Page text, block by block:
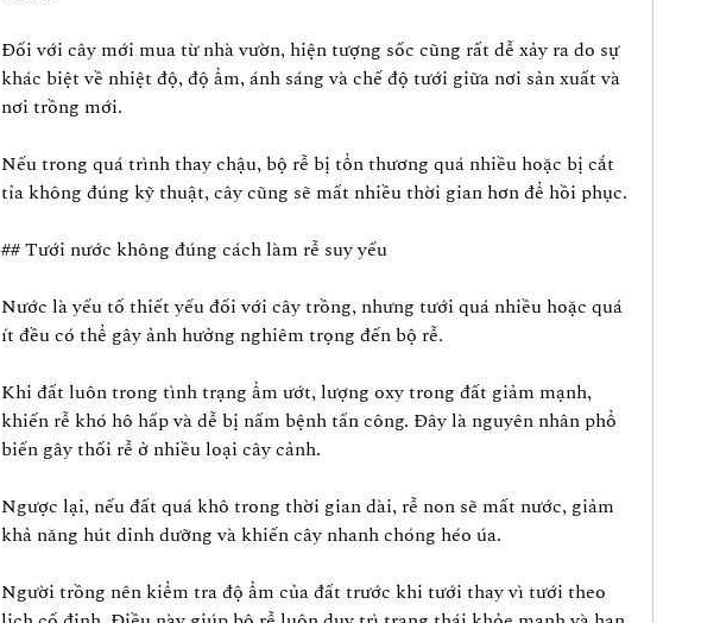
Đối với cây mới mua từ nhà vườn, hiện tượng sốc cũng rất dễ xảy ra do sự
khác biệt về nhiệt độ, độ ẩm, ánh sáng và chế độ tưới giữa nơi sản xuất và
nơi trồng mới.
Nếu trong quá trình thay chậu, bộ rễ bị tổn thương quá nhiều hoặc bị cắt
tỉa không đúng kỹ thuật, cây cũng sẽ mất nhiều thời gian hơn để hồi phục.
## Tưới nước không đúng cách làm rễ suy yếu
Nước là yếu tố thiết yếu đối với cây trồng, nhưng tưới quá nhiều hoặc quá
ít đều có thể gây ảnh hưởng nghiêm trọng đến bộ rễ.
Khi đất luôn trong tình trạng ẩm ướt, lượng oxy trong đất giảm mạnh,
khiến rễ khó hô hấp và dễ bị nấm bệnh tấn công. Đây là nguyên nhân phổ
biến gây thối rễ ở nhiều loại cây cảnh.
Ngược lại, nếu đất quá khô trong thời gian dài, rễ non sẽ mất nước, giảm
khả năng hút dinh dưỡng và khiến cây nhanh chóng héo úa.
Người trồng nên kiểm tra độ ẩm của đất trước khi tưới thay vì tưới theo